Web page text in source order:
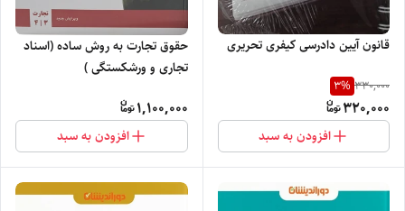
قانون آیین دادرسی کیفری تحریری
330,000
3%
320,000
افزودن به سبد
حقوق تجارت به روش ساده (اسناد
تجاری و ورشکستگی )
1,100,000
افزودن به سبد